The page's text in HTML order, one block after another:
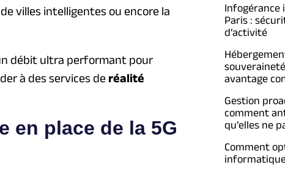
villes intelligentes ou encore la
débit ultra performant pour
à des services de réalité
en place de la 5G
Infogérance
Paris :
d’activité
avantage
Gestion
comment
qu’elles ne
Comment